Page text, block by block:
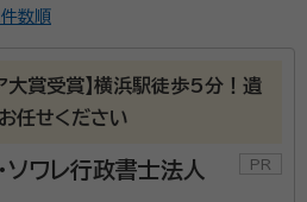
件数順
大賞受賞】横浜駅徒歩5分！遺
任せください
ソワレ行政書士法人